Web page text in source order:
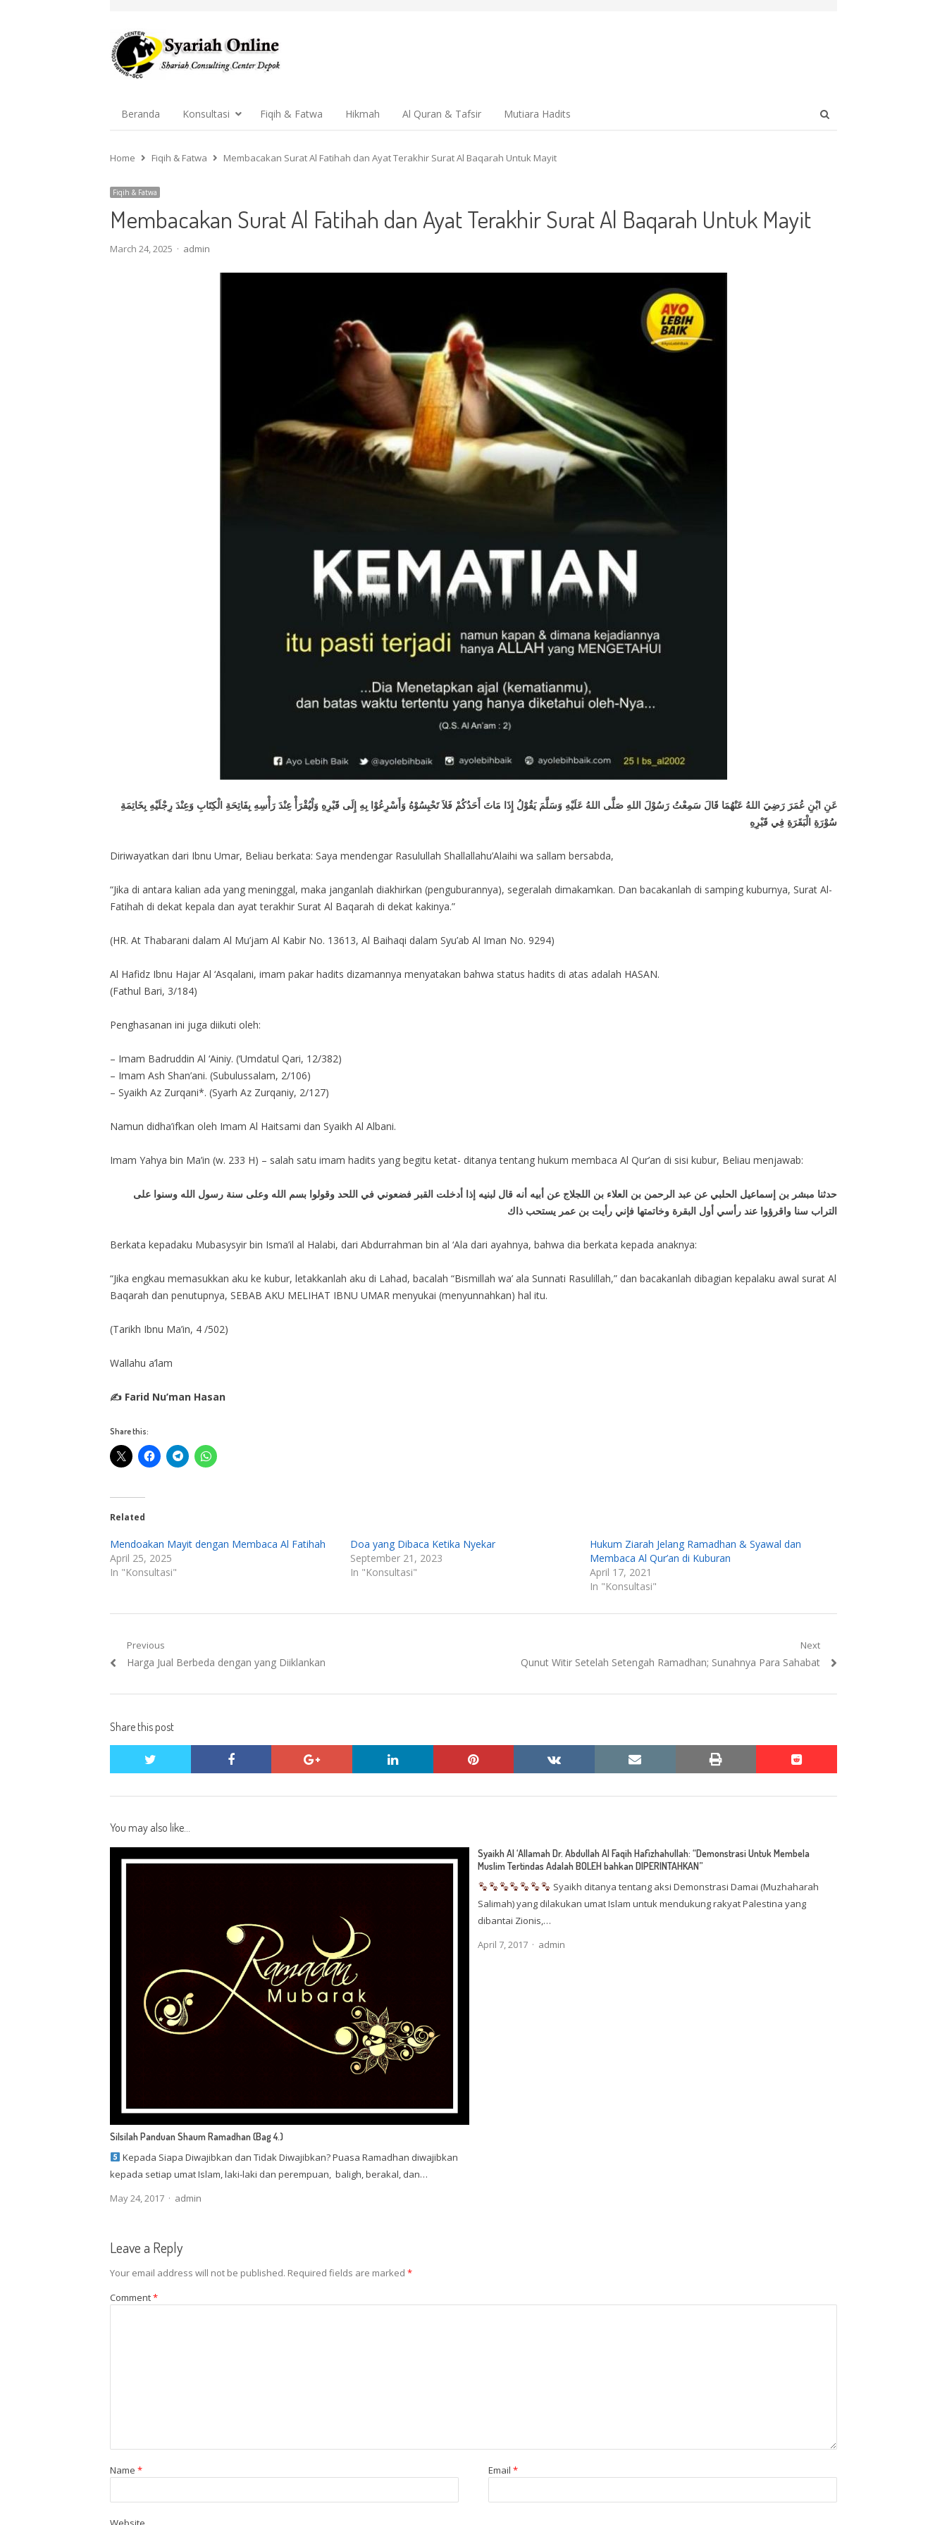
Beranda Konsultasi Fiqih & Fatwa Hikmah Al Quran & Tafsir Mutiara Hadits
Home
Fiqih & Fatwa Membacakan Surat Al Fatihah dan Ayat Terakhir Surat Al Baqarah Untuk Mayit
Fiqih & Fatwa
Membacakan Surat Al Fatihah dan Ayat Terakhir Surat Al Baqarah Untuk Mayit
March 24, 2025 Author
admin
عَنِ ابْنِ عُمَرَ رَضِيَ اللهُ عَنْهُمَا قَالَ سَمِعْتُ رَسُوْلَ اللهِ صَلَّى اللهُ عَلَيْهِ وَسَلَّمَ يَقُوْلُ إِذَا مَاتَ أَحَدُكُمْ فَلاَ تَحْبِسُوْهُ وَأَسْرِعُوْا بِهِ إِلَى قَبْرِهِ وَلْيُقْرَأْ عِنْدَ رَأْسِهِ بِفَاتِحَةِ الْكِتَابِ وَعِنْدَ رِجْلَيْهِ بِخَاتِمَةِ
سُوْرَةِ الْبَقَرَةِ فِي قَبْرِهِ
Diriwayatkan dari Ibnu Umar, Beliau berkata: Saya mendengar Rasulullah Shallallahu’Alaihi wa sallam bersabda,
“Jika di antara kalian ada yang meninggal, maka janganlah diakhirkan (penguburannya), segeralah dimakamkan. Dan bacakanlah di samping kuburnya, Surat Al-
Fatihah di dekat kepala dan ayat terakhir Surat Al Baqarah di dekat kakinya.”
(HR. At Thabarani dalam Al Mu’jam Al Kabir No. 13613, Al Baihaqi dalam Syu’ab Al Iman No. 9294)
Al Hafidz Ibnu Hajar Al ‘Asqalani, imam pakar hadits dizamannya menyatakan bahwa status hadits di atas adalah HASAN.
(Fathul Bari, 3/184)
Penghasanan ini juga diikuti oleh:
– Imam Badruddin Al ‘Ainiy. (‘Umdatul Qari, 12/382)
– Imam Ash Shan’ani. (Subulussalam, 2/106)
– Syaikh Az Zurqani*. (Syarh Az Zurqaniy, 2/127)
Namun didha’ifkan oleh Imam Al Haitsami dan Syaikh Al Albani.
Imam Yahya bin Ma’in (w. 233 H) – salah satu imam hadits yang begitu ketat- ditanya tentang hukum membaca Al Qur’an di sisi kubur, Beliau menjawab:
ﺣﺪﺛﻨﺎ ﻣﺒﺸﺮ ﺑﻦ ﺇﺳﻤﺎﻋﻴﻞ اﻟﺤﻠﺒﻲ ﻋﻦ ﻋﺒﺪ اﻟﺮﺣﻤﻦ ﺑﻦ اﻟﻌﻼء ﺑﻦ اﻟﻠﺠﻼﺝ ﻋﻦ ﺃﺑﻴﻪ ﺃﻧﻪ ﻗﺎﻝ ﻟﺒﻨﻴﻪ ﺇﺫا ﺃﺩﺧﻠﺖ اﻟﻘﺒﺮ ﻓﻀﻌﻮﻧﻲ ﻓﻲ اﻟﻠﺤﺪ ﻭﻗﻮﻟﻮا ﺑﺴﻢ اﻟﻠﻪ ﻭﻋﻠﻰ ﺳﻨﺔ ﺭﺳﻮﻝ اﻟﻠﻪ ﻭﺳﻨﻮا ﻋﻠﻰ
اﻟﺘﺮاﺏ ﺳﻨﺎ ﻭاﻗﺮﺅﻭا ﻋﻨﺪ ﺭﺃﺳﻲ ﺃﻭﻝ اﻟﺒﻘﺮﺓ ﻭﺧﺎﺗﻤﺘﻬﺎ ﻓﺈﻧﻲ ﺭﺃﻳﺖ ﺑﻦ ﻋﻤﺮ ﻳﺴﺘﺤﺐ ﺫاﻙ
Berkata kepadaku Mubasysyir bin Isma’il al Halabi, dari Abdurrahman bin al ‘Ala dari ayahnya, bahwa dia berkata kepada anaknya:
“Jika engkau memasukkan aku ke kubur, letakkanlah aku di Lahad, bacalah “Bismillah wa’ ala Sunnati Rasulillah,” dan bacakanlah dibagian kepalaku awal surat Al
Baqarah dan penutupnya, SEBAB AKU MELIHAT IBNU UMAR menyukai (menyunnahkan) hal itu.
(Tarikh Ibnu Ma’in, 4 /502)
Wallahu a’lam
✍ Farid Nu’man Hasan
Share this:
Related
Mendoakan Mayit dengan Membaca Al Fatihah
April 25, 2025
In "Konsultasi"
Doa yang Dibaca Ketika Nyekar
September 21, 2023
In "Konsultasi"
Hukum Ziarah Jelang Ramadhan & Syawal dan
Membaca Al Qur’an di Kuburan
April 17, 2021
In "Konsultasi"
Post
navigation
Previous
Previous
Harga Jual Berbeda dengan yang Diiklankan
Next
Next
Qunut Witir Setelah Setengah Ramadhan; Sunahnya Para Sahabat
Share this post
twitter facebook google+ linkedin pinterest vkontakte email print reddit
reddit
You may also like...
Silsilah Panduan Shaum Ramadhan (Bag 4.)
Kepada Siapa Diwajibkan dan Tidak Diwajibkan? Puasa Ramadhan diwajibkan
kepada setiap umat Islam, laki-laki dan perempuan, baligh, berakal, dan…
May 24, 2017
Author
admin
Syaikh Al ‘Allamah Dr. Abdullah Al Faqih Hafizhahullah: “Demonstrasi Untuk Membela
Muslim Tertindas Adalah BOLEH bahkan DIPERINTAHKAN”
Syaikh ditanya tentang aksi Demonstrasi Damai (Muzhaharah
Salimah) yang dilakukan umat Islam untuk mendukung rakyat Palestina yang
dibantai Zionis,…
April 7, 2017
Author
admin
Leave a Reply
Your email address will not be published. Required fields are marked *
Comment*
Name * Email *